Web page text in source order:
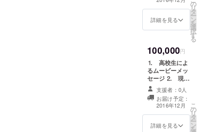
is watching
singing
これから、
私が、世界
最大フォー
ラム、One
Young World
に参加を希
望するまで
の経緯を、
告書 ⒋ 報告書
上にお名前を記
載 ⒌ SMS上に
詳細を見る
の
リ
タ
ー
ン
を
選
択
す
る
100,000円
⒈ 高校生によ
るムービーメッ
セージ ⒉ 現地
での写真 ⒊
One Young
Worldの参加報
告書 ⒋ 報告書
上にお名前を記
載 ⒌ SMS上に
支援者：0人
お届け予定：
2016年12月
詳細を見る
こ
の
リ
タ
ー
ン
を